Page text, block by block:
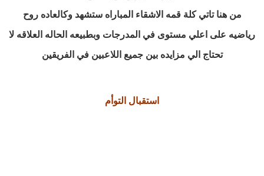
من هنا تاتي كلة قمه الاشقاء المباراه ستشهد وكالعاده روح
رياضيه على اعلي مستوى في المدرجات وبطبيعه الحاله العلاقه لا
تحتاج الي مزايده بين جميع اللاعبين في الفريقين
استقبال التوأم